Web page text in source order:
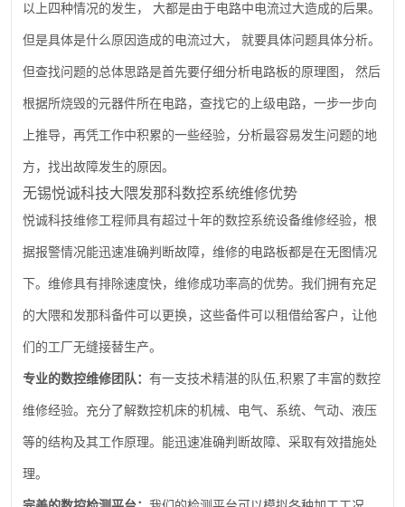
以上四种情况的发生， 大都是由于电路中电流过大造成的后果。
但是具体是什么原因造成的电流过大， 就要具体问题具体分析。
但查找问题的总体思路是首先要仔细分析电路板的原理图， 然后
根据所烧毁的元器件所在电路，查找它的上级电路，一步一步向
上推导，再凭工作中积累的一些经验，分析最容易发生问题的地
方，找出故障发生的原因。
无锡悦诚科技大隈发那科数控系统维修优势
悦诚科技维修工程师具有超过十年的数控系统设备维修经验，根
据报警情况能迅速准确判断故障，维修的电路板都是在无图情况
下。维修具有排除速度快，维修成功率高的优势。我们拥有充足
的大隈和发那科备件可以更换，这些备件可以租借给客户，让他
们的工厂无缝接替生产。
专业的数控维修团队： 有一支技术精湛的队伍 积累了丰富的数控
维修经验。充分了解数控机床的机械、电气、系统、气动、液压
等的结构及其工作原理。能迅速准确判断故障、采取有效措施处
理。